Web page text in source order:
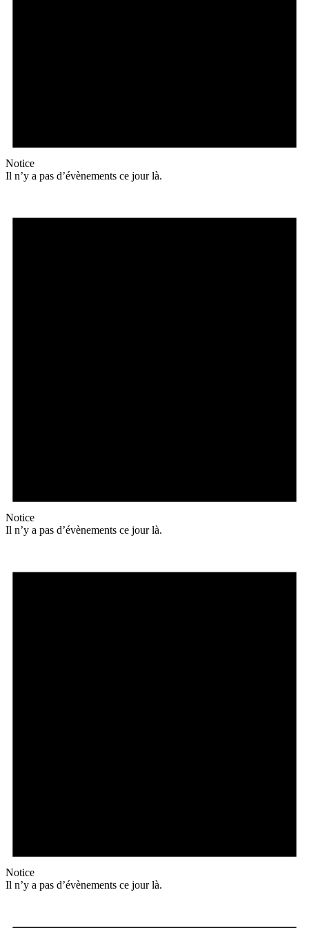
Notice
Il n’y a pas d’évènements ce jour là.
Notice
Il n’y a pas d’évènements ce jour là.
Notice
Il n’y a pas d’évènements ce jour là.